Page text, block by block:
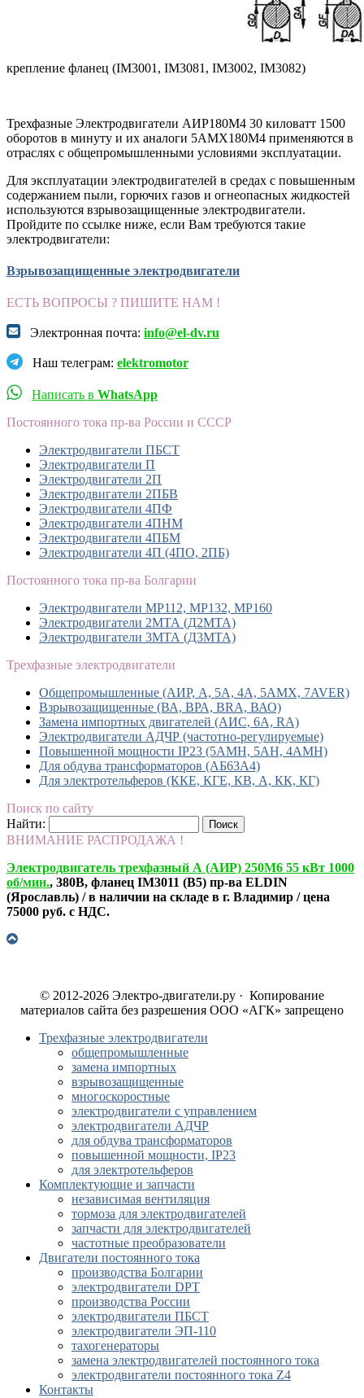
крепление фланец (IM3001, IM3081, IM3002, IM3082)
Трехфазные Электродвигатели АИР180М4 30 киловатт 1500
оборотов в минуту и их аналоги 5AMX180М4 применяются в
отраслях с общепромышленными условиями эксплуатации.
Для эксплуатации электродвигателей в средах с повышенным
содержанием пыли, горючих газов и огнеопасных жидкостей
используются взрывозащищенные электродвигатели.
Пройдите по ссылке ниже, если Вам требуются такие
электродвигатели:
Взрывозащищенные электродвигатели
ЕСТЬ ВОПРОСЫ ? ПИШИТЕ НАМ !
Электронная почта: info@el-dv.ru
Наш телеграм: elektromotor
Написать в WhatsApp
Постоянного тока пр-ва России и СССР
Электродвигатели ПБСТ
Электродвигатели П
Электродвигатели 2П
Электродвигатели 2ПБВ
Электродвигатели 4ПФ
Электродвигатели 4ПНМ
Электродвигатели 4ПБМ
Электродвигатели 4П (4ПО, 2ПБ)
Постоянного тока пр-ва Болгарии
Электродвигатели MP112, МР132, MP160
Электродвигатели 2МТА (Д2МТА)
Электродвигатели 3МТА (Д3МТА)
Трехфазные электродвигатели
Общепромышленные (АИР, А, 5А, 4А, 5АМХ, 7AVER)
Взрывозащищенные (ВА, ВРА, BRA, ВАО)
Замена импортных двигателей (АИС, 6А, RA)
Электродвигатели АДЧР (частотно-регулируемые)
Повышенной мощности IP23 (5АМН, 5АН, 4АМН)
Для обдува трансформаторов (АБ63А4)
Для электротельферов (ККЕ, КГЕ, КВ, А, КК, КГ)
Поиск по сайту
Найти:
ВНИМАНИЕ РАСПРОДАЖА !
Электродвигатель трехфазный А (АИР) 250М6 55 кВт 1000
об/мин., 380В, фланец IM3011 (B5) пр-ва ELDIN
(Ярославль) / в наличии на складе в г. Владимир / цена
75000 руб. с НДС.
© 2012-2026 Электро-двигатели.ру · Копирование
материалов сайта без разрешения ООО «АГК» запрещено
Трехфазные электродвигатели
общепромышленные
замена импортных
взрывозащищенные
многоскоростные
электродвигатели с управлением
электродвигатели АДЧР
для обдува трансформаторов
повышенной мощности, IP23
для электротельферов
Комплектующие и запчасти
независимая вентиляция
тормоза для электродвигателей
запчасти для электродвигателей
частотные преобразователи
Двигатели постоянного тока
производства Болгарии
электродвигатели DPT
производства России
электродвигатели ПБСТ
электродвигатели ЭП-110
тахогенераторы
замена электродвигателей постоянного тока
электродвигатели постоянного тока Z4
Контакты